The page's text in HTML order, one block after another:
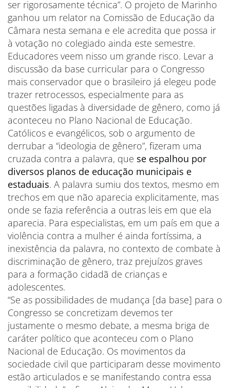
ser rigorosamente técnica”. O projeto de Marinho
ganhou um relator na Comissão de Educação da
Câmara nesta semana e ele acredita que possa ir
à votação no colegiado ainda este semestre.
Educadores veem nisso um grande risco. Levar a
discussão da base curricular para o Congresso
mais conservador que o brasileiro já elegeu pode
trazer retrocessos, especialmente para as
questões ligadas à diversidade de gênero, como já
aconteceu no Plano Nacional de Educação.
Católicos e evangélicos, sob o argumento de
derrubar a “ideologia de gênero”, fizeram uma
cruzada contra a palavra, que se espalhou por
diversos planos de educação municipais e
estaduais. A palavra sumiu dos textos, mesmo em
trechos em que não aparecia explicitamente, mas
onde se fazia referência a outras leis em que ela
aparecia. Para especialistas, em um país em que a
violência contra a mulher é ainda fortíssima, a
inexistência da palavra, no contexto de combate à
discriminação de gênero, traz prejuízos graves
para a formação cidadã de crianças e
adolescentes.
“Se as possibilidades de mudança [da base] para o
Congresso se concretizam devemos ter
justamente o mesmo debate, a mesma briga de
caráter político que aconteceu com o Plano
Nacional de Educação. Os movimentos da
sociedade civil que participaram desse movimento
estão articulados e se manifestando contra essa